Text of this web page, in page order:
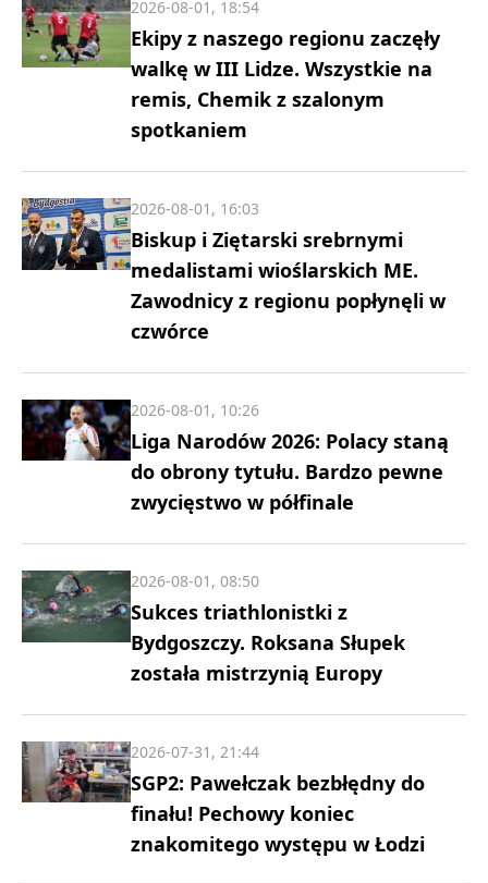
Ekipy z naszego regionu zaczęły
walkę w III Lidze. Wszystkie na
remis, Chemik z szalonym
spotkaniem
2026-08-01, 18:54
Biskup i Ziętarski srebrnymi
medalistami wioślarskich ME.
Zawodnicy z regionu popłynęli w
czwórce
2026-08-01, 16:03
Liga Narodów 2026: Polacy staną
do obrony tytułu. Bardzo pewne
zwycięstwo w półfinale
2026-08-01, 10:26
Sukces triathlonistki z
Bydgoszczy. Roksana Słupek
została mistrzynią Europy
2026-08-01, 08:50
SGP2: Pawełczak bezbłędny do
finału! Pechowy koniec
znakomitego występu w Łodzi
2026-07-31, 21:44